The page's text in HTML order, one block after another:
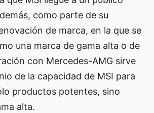
como parte de su
de marca, en la que se
una marca de gama alta o de
con Mercedes-AMG sirve
de la capacidad de MSI para
productos potentes, sino
alta.